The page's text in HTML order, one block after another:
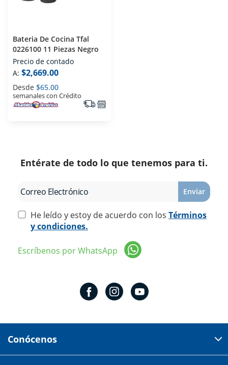
Bateria De Cocina Tfal
0226100 11 Piezas Negro
Precio de contado
A: $2,669.00
Desde $65.00
semanales con Crédito
Entérate de todo lo que tenemos para ti.
Enviar
He leído y estoy de acuerdo con los Términos
y condiciones.
Escríbenos por WhatsApp
Conócenos